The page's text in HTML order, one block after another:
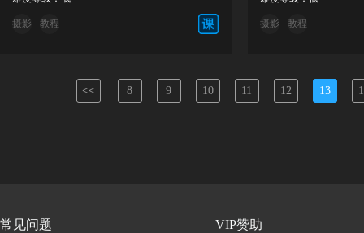
摄影 教程 摄影 教程
<< 8 9 10 11 12 13
常见问题 VIP赞助